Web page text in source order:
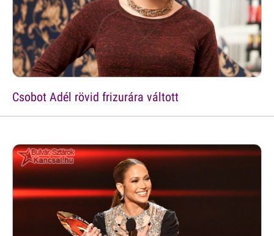
Csobot Adél rövid frizurára váltott